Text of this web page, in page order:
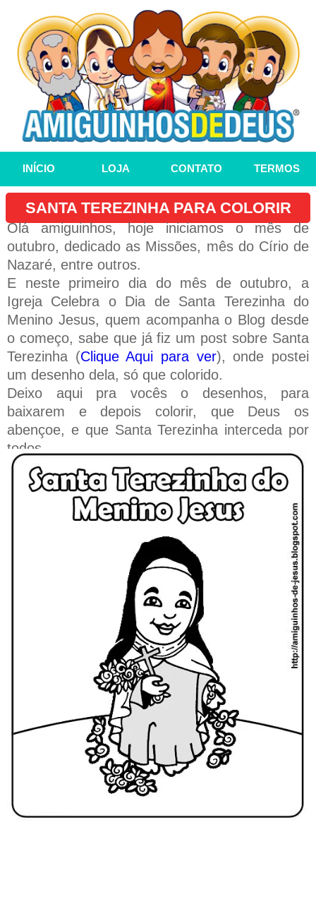
INÍCIO LOJA CONTATO TERMOS
SANTA TEREZINHA PARA COLORIR
Olá amiguinhos, hoje iniciamos o mês de
outubro, dedicado as Missões, mês do Círio de
Nazaré, entre outros.
E neste primeiro dia do mês de outubro, a
Igreja Celebra o Dia de Santa Terezinha do
Menino Jesus, quem acompanha o Blog desde
o começo, sabe que já fiz um post sobre Santa
Terezinha (Clique Aqui para ver), onde postei
um desenho dela, só que colorido.
Deixo aqui pra vocês o desenhos, para
baixarem e depois colorir, que Deus os
abençoe, e que Santa Terezinha interceda por
todos.